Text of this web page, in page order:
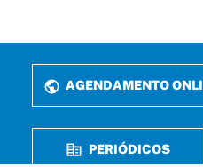
AGENDAMENTO ONLINE
PERIÓDICOS